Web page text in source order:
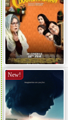
New!